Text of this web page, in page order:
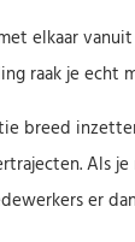
elkaar
raak je echt
breed
Als
er